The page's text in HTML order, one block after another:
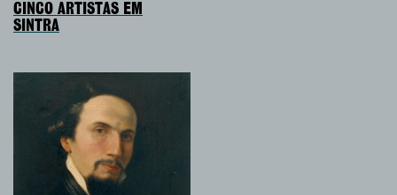
CINCO ARTISTAS EM
SINTRA